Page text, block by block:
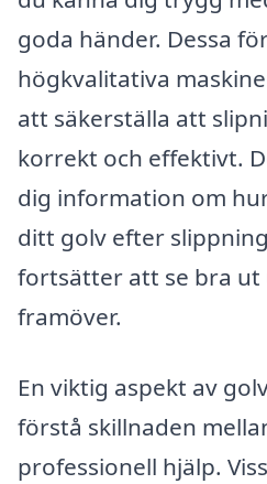
goda händer. Dessa
högkvalitativa
att säkerställa att
korrekt och effektivt.
dig information om
ditt golv efter
fortsätter att se bra ut
framöver.
En viktig aspekt av
förstå skillnaden
professionell hjälp.